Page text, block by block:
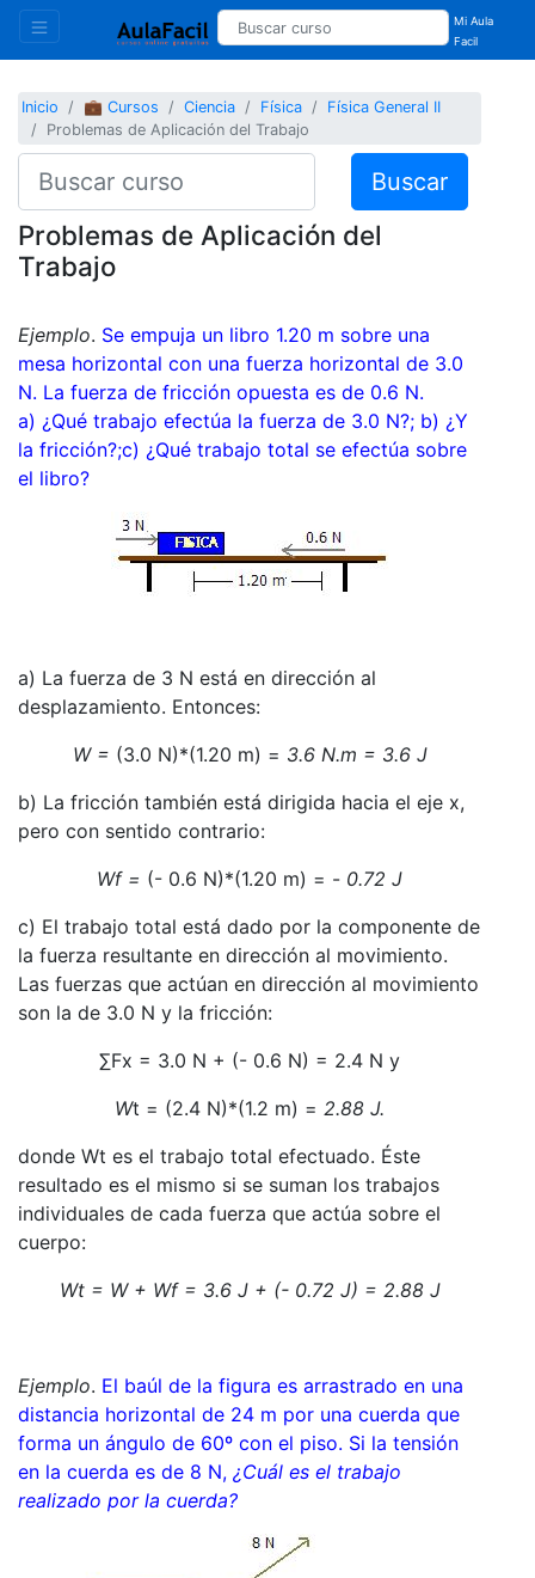
Mi Aula
Facil
Inicio 💼 Cursos Ciencia Física
Física General II
Problemas de Aplicación del Trabajo
Buscar
Problemas de Aplicación del
Trabajo
Ejemplo. Se empuja un libro 1.20 m sobre una
mesa horizontal con una fuerza horizontal de 3.0
N. La fuerza de fricción opuesta es de 0.6 N.
a) ¿Qué trabajo efectúa la fuerza de 3.0 N?; b) ¿Y
la fricción?;c) ¿Qué trabajo total se efectúa sobre
el libro?
a) La fuerza de 3 N está en dirección al
desplazamiento. Entonces:
W = (3.0 N)*(1.20 m) = 3.6 N.m = 3.6 J
b) La fricción también está dirigida hacia el eje x,
pero con sentido contrario:
Wf = (- 0.6 N)*(1.20 m) = - 0.72 J
c) El trabajo total está dado por la componente de
la fuerza resultante en dirección al movimiento.
Las fuerzas que actúan en dirección al movimiento
son la de 3.0 N y la fricción:
∑Fx = 3.0 N + (- 0.6 N) = 2.4 N y
Wt = (2.4 N)*(1.2 m) = 2.88 J.
donde Wt es el trabajo total efectuado. Éste
resultado es el mismo si se suman los trabajos
individuales de cada fuerza que actúa sobre el
cuerpo:
Wt = W + Wf = 3.6 J + (- 0.72 J) = 2.88 J
Ejemplo. El baúl de la figura es arrastrado en una
distancia horizontal de 24 m por una cuerda que
forma un ángulo de 60º con el piso. Si la tensión
en la cuerda es de 8 N, ¿Cuál es el trabajo
realizado por la cuerda?